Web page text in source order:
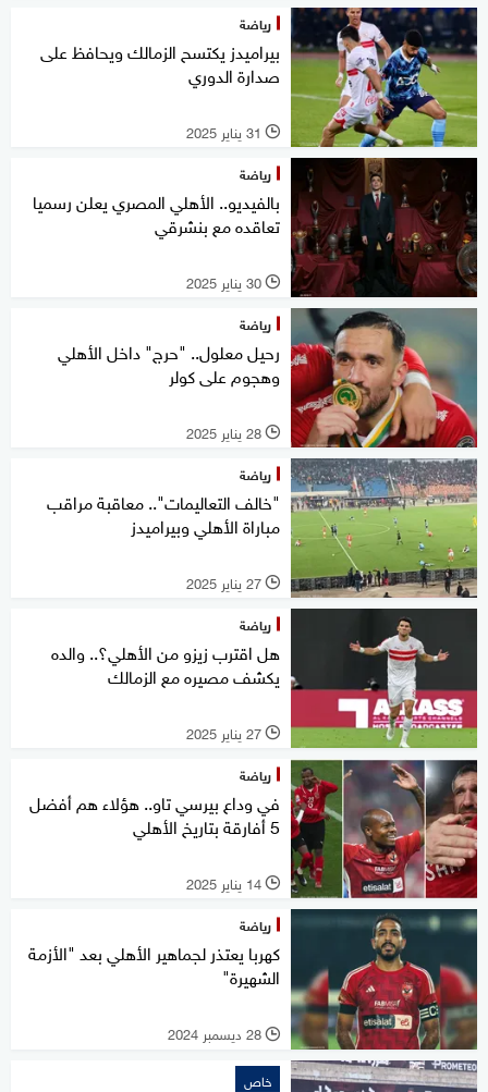
رياضة
بيراميدز يكتسح الزمالك ويحافظ على
صدارة الدوري
l 31 يناير 2025
رياضة
بالفيديو.. الأهلي المصري يعلن رسميا
تعاقده مع بنشرقي
l 30 يناير 2025
رياضة
رحيل معلول.. "حرج" داخل الأهلي
وهجوم على كولر
l 28 يناير 2025
رياضة
"خالف التعاليمات".. معاقبة مراقب
مباراة الأهلي وبيراميدز
l 27 يناير 2025
رياضة
هل اقترب زيزو من الأهلي؟.. والده
يكشف مصيره مع الزمالك
l 27 يناير 2025
رياضة
في وداع بيرسي تاو.. هؤلاء هم أفضل
5 أفارقة بتاريخ الأهلي
l 14 يناير 2025
رياضة
كهربا يعتذر لجماهير الأهلي بعد "الأزمة
الشهيرة"
l 28 ديسمبر 2024
خاص